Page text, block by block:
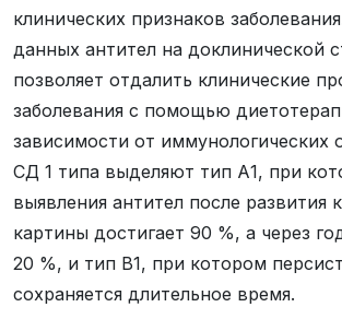
клинических признаков
данных антител на доклинической
позволяет отдалить клинические
заболевания с помощью
зависимости от иммунологических
СД 1 типа выделяют тип А1, при
выявления антител после развития
картины достигает 90 %, а через
20 %, и тип В1, при котором
сохраняется длительное время.